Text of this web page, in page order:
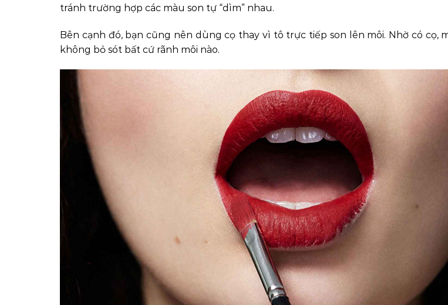
tránh trường hợp các màu son tự “dìm” nhau.
Bên cạnh đó, bạn cũng nên dùng cọ thay vì tô trực tiếp son lên môi. Nhờ có cọ,
không bỏ sót bất cứ rãnh môi nào.